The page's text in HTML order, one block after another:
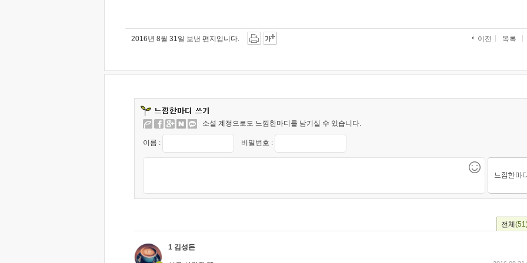
2016년 8월 31일 보낸 편지입니다. 이전 목록
소셜 계정으로도 느낌한마디를 남기실 수 있습니다.
이름 : 비밀번호 :
전체
1 김성돈